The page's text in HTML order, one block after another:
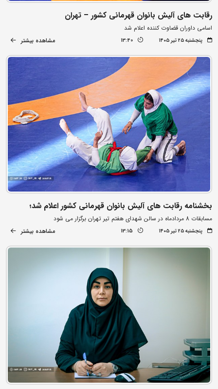
رقابت های آلیش بانوان قهرمانی کشور – تهران
اسامی داوران قضاوت کننده اعلام شد
پنجشنبه ۲۵ تیر ۱۴۰۵ 13:40 مشاهده بیشتر
بخشنامه رقابت های آلیش بانوان قهرمانی کشور اعلام شد؛
مسابقات 8 مردادماه در سالن شهدای هفتم تیر تهران برگزار می شود
پنجشنبه ۲۵ تیر ۱۴۰۵ 13:15 مشاهده بیشتر